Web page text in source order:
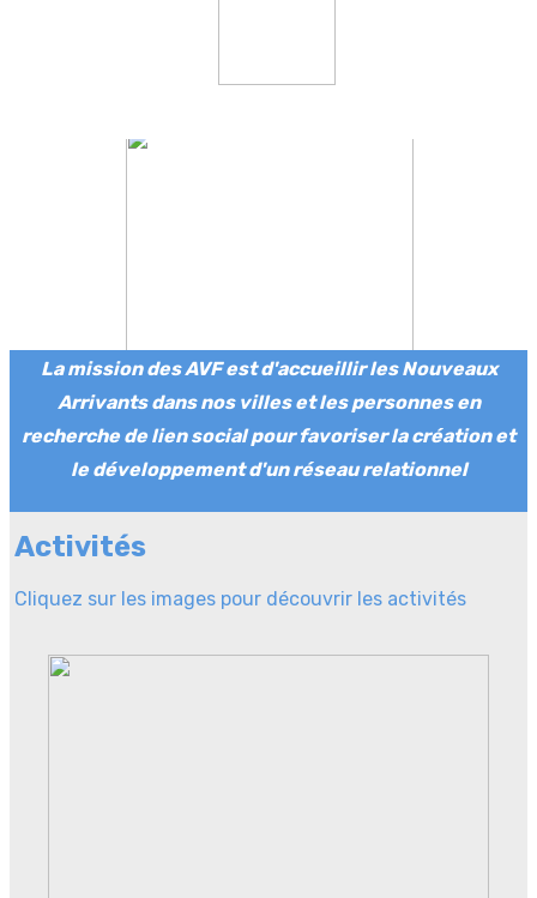
La mission des AVF est d'accueillir les Nouveaux
Arrivants dans nos villes et les personnes en
recherche de lien social pour favoriser la création et
le développement d'un réseau relationnel
Activités
Cliquez sur les images pour découvrir les activités